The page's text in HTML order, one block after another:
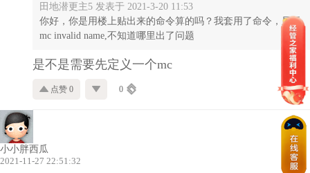
田地潜更主5 发表于 2021-3-20 11:53
你好，你是用楼上贴出来的命令算的吗？我套用了命令，显示
mc invalid name,不知道哪里出了问题
是不是需要先定义一个mc
点赞 0 0
小小胖西瓜
2021-11-27 22:51:32